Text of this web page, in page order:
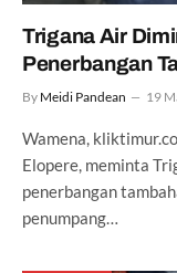
Trigana Air
Penerbangan
By Meidi Pandean 19
Wamena,
Elopere, meminta
penerbangan
penumpang…